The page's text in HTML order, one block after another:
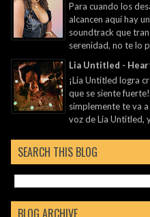
Para cuando los
alcancen aquí hay
soundtrack que
serenidad, no te lo
Lia Untitled -
¡Lia Untitled logra
que se siente
simplemente te va
voz de Lia Untitled,
SEARCH THIS BLOG
BLOG ARCHIVE